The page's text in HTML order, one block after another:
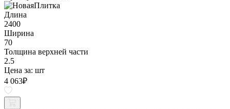
Длина
2400
Ширина
70
Толщина верхней части
2.5
Цена за: шт
4 063₽